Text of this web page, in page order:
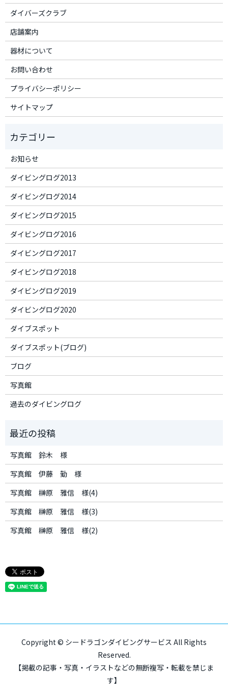
ダイバーズクラブ
店舗案内
器材について
お問い合わせ
プライバシーポリシー
サイトマップ
お知らせ
ダイビングログ2013
ダイビングログ2014
ダイビングログ2015
ダイビングログ2016
ダイビングログ2017
ダイビングログ2018
ダイビングログ2019
ダイビングログ2020
ダイブスポット
ダイブスポット(ブログ)
ブログ
写真館
過去のダイビングログ
写真館 鈴木 様
写真館 伊藤 勤 様
写真館 榊原 雅信 様(4)
写真館 榊原 雅信 様(3)
写真館 榊原 雅信 様(2)
Copyright © シードラゴンダイビングサービス All Rights
Reserved.
【掲載の記事・写真・イラストなどの無断複写・転載を禁じま
す】